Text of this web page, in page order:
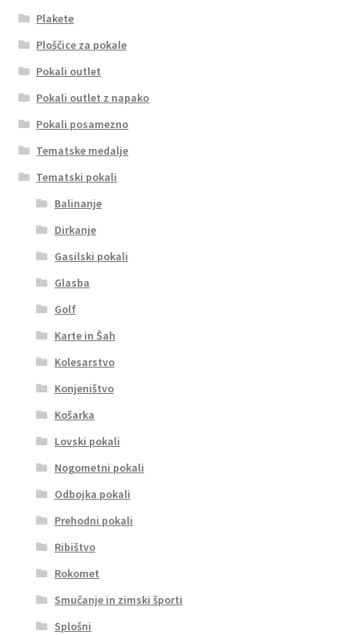
Plakete
Ploščice za pokale
Pokali outlet
Pokali outlet z napako
Pokali posamezno
Tematske medalje
Tematski pokali
Balinanje
Dirkanje
Gasilski pokali
Glasba
Golf
Karte in Šah
Kolesarstvo
Konjeništvo
Košarka
Lovski pokali
Nogometni pokali
Odbojka pokali
Prehodni pokali
Ribištvo
Rokomet
Smučanje in zimski športi
Splošni